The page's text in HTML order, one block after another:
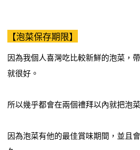
【泡菜保存期限】
因為我個人喜灣吃比較新鮮的泡菜，
就很好。
所以幾乎都會在兩個禮拜以內就把泡
因為泡菜有他的最佳賞味期間，並且